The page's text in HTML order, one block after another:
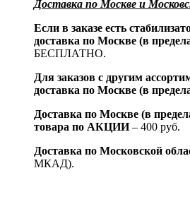
Доставка по Москве и
Если в заказе есть
доставка по Москве (в
БЕСПЛАТНО.
Для заказов с другим
доставка по Москве (в
Доставка по Москве (в
товара по АКЦИИ– 400 руб.
Доставка по Московской
МКАД).